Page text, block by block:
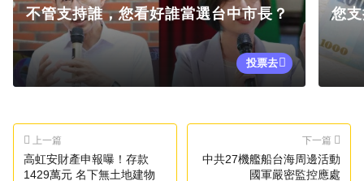
不管支持誰，您看好誰當選台中市長？
投票去
您
上一篇
高虹安財產申報曝！存款
1429萬元 名下無土地建物
下一篇
中共27機艦船台海周邊活動
國軍嚴密監控應處